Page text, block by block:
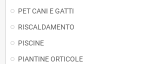
PET CANI E GATTI
RISCALDAMENTO
PISCINE
PIANTINE ORTICOLE